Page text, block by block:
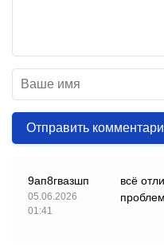
Отправить
9ап8гвазшп
05.06.2026
01:41
всё
проблем